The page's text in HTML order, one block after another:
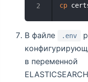
cp
В файле .env
в переменной